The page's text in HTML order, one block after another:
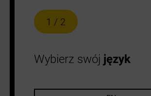
1 / 2
Wybierz swój język